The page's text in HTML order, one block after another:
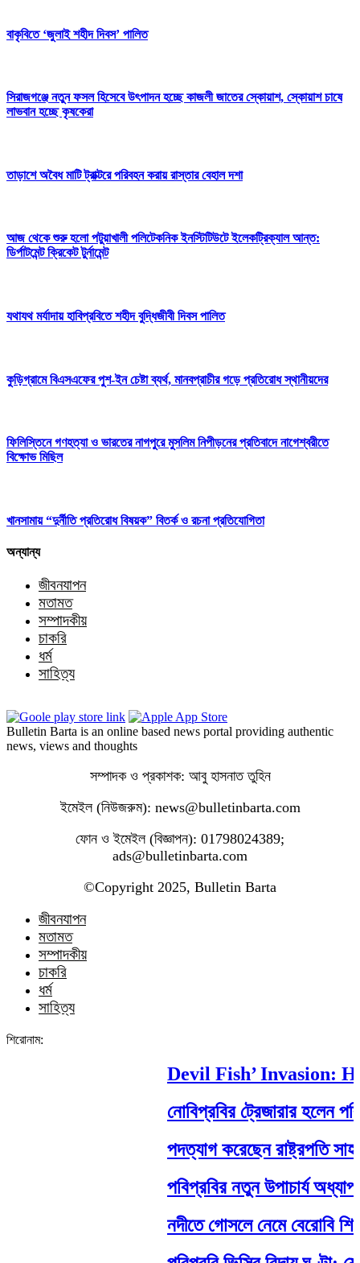
বাকৃবিতে ‘জুলাই শহীদ দিবস’ পালিত
সিরাজগঞ্জে নতুন ফসল হিসেবে উৎপাদন হচ্ছে কাজলী জাতের স্কোয়াশ, স্কোয়াশ চাষে
লাভবান হচ্ছে কৃষকেরা
তাড়াশে অবৈধ মাটি ট্রাক্টরে পরিবহন করায় রাস্তার বেহাল দশা
আজ থেকে শুরু হলো পটুয়াখালী পলিটেকনিক ইনস্টিটিউটে ইলেকট্রিক্যাল আন্ত:
ডির্পাটমেন্ট ক্রিকেট টুর্নামেন্ট
যথাযথ মর্যাদায় হাবিপ্রবিতে শহীদ বুদ্ধিজীবী দিবস পালিত
কুড়িগ্রামে বিএসএফের পুশ-ইন চেষ্টা ব্যর্থ, মানবপ্রাচীর গড়ে প্রতিরোধ স্থানীয়দের
ফিলিস্তিনে গণহত্যা ও ভারতের নাগপুরে মুসলিম নিপীড়নের প্রতিবাদে নাগেশ্বরীতে
বিক্ষোভ মিছিল
খানসামায় “দুর্নীতি প্রতিরোধ বিষয়ক” বিতর্ক ও রচনা প্রতিযোগিতা
অন্যান্য
জীবনযাপন
মতামত
সম্পাদকীয়
চাকরি
ধর্ম
সাহিত্য
Bulletin Barta is an online based news portal providing authentic
news, views and thoughts
সম্পাদক ও প্রকাশক: আবু হাসনাত তুহিন
ইমেইল (নিউজরুম): news@bulletinbarta.com
ফোন ও ইমেইল (বিজ্ঞাপন): 01798024389;
ads@bulletinbarta.com
©️Copyright 2025, Bulletin Barta
জীবনযাপন
মতামত
সম্পাদকীয়
চাকরি
ধর্ম
সাহিত্য
শিরোনাম:
Devil Fish’ Invasion:
নোবিপ্রবির ট্রেজারার হলেন
পদত্যাগ করেছেন রাষ্ট্রপতি সাহাবুদ্দিন
পবিপ্রবির নতুন উপাচার্য অধ্যাপক
নদীতে গোসলে নেমে বেরোবি